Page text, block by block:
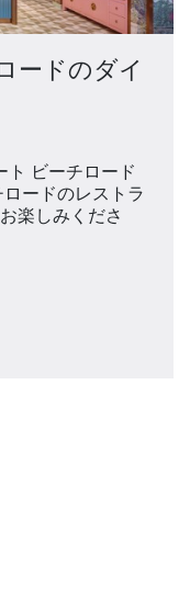
ードのダイ
ト ビーチロード
ードのレストラ
楽しみくださ